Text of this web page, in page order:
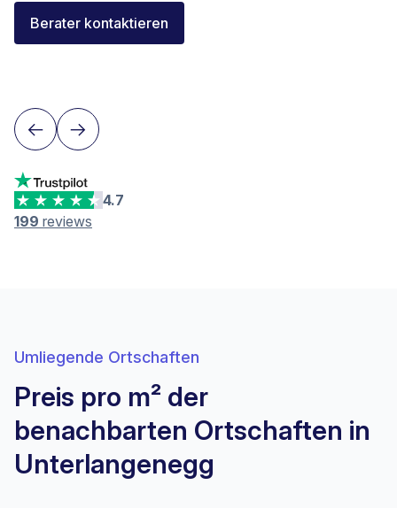
Berater kontaktieren
Florent Buser
Area Sales Director Romandie
4.7
199 reviews
Umliegende Ortschaften
Preis pro m² der
benachbarten Ortschaften in
Unterlangenegg